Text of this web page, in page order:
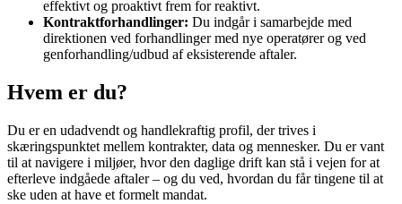
effektivt og proaktivt frem for reaktivt.
Kontraktforhandlinger: Du indgår i samarbejde med
direktionen ved forhandlinger med nye operatører og ved
genforhandling/udbud af eksisterende aftaler.
Hvem er du?
Du er en udadvendt og handlekraftig profil, der trives i
skæringspunktet mellem kontrakter, data og mennesker. Du er vant
til at navigere i miljøer, hvor den daglige drift kan stå i vejen for at
efterleve indgåede aftaler – og du ved, hvordan du får tingene til at
ske uden at have et formelt mandat.